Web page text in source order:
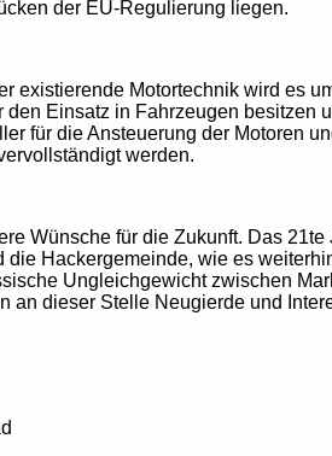
der EU-Regulierung liegen.
existierende Motortechnik wird es
den Einsatz in Fahrzeugen
für die Ansteuerung der Motoren
werden.
Wünsche für die Zukunft. Das
die Hackergemeinde, wie es
Ungleichgewicht zwischen
an dieser Stelle Neugierde und